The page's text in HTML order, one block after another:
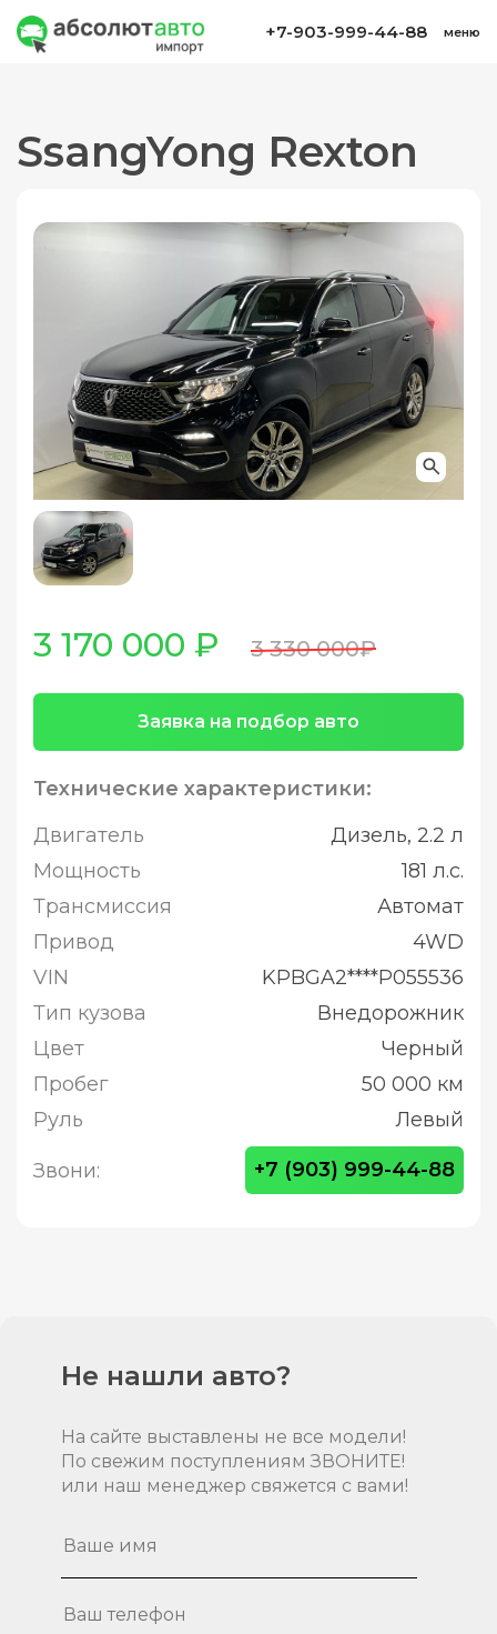
+7-903-999-44-88 меню
SsangYong Rexton
3 170 000 ₽ 3 330 000₽
Заявка на подбор авто
Технические характеристики:
Двигатель
Дизель, 2.2 л
Мощность
181 л.с.
Трансмиссия
Автомат
Привод
4WD
VIN
KPBGA2****P055536
Тип кузова
Внедорожник
Цвет
Черный
Пробег
50 000 км
Руль
Левый
Звони: +7 (903) 999-44-88
Не нашли авто?
На сайте выставлены не все модели!
По свежим поступлениям ЗВОНИТЕ!
или наш менеджер свяжется с вами!